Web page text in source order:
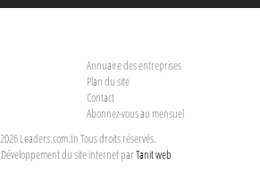
Annuaire des entreprises
Plan du site
Contact
Abonnez-vous au mensuel
Leaders.com.tn Tous droits réservés.
du site internet parTanit web